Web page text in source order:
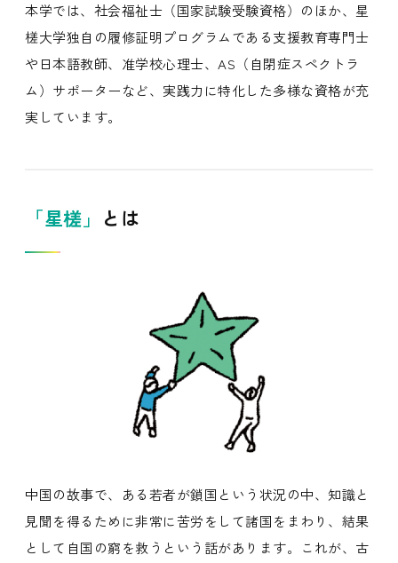
本学では、社会福祉士（国家試験受験資格）のほか、星
槎大学独自の履修証明プログラムである支援教育専門士
や日本語教師、准学校心理士、AS（自閉症スペクトラ
ム）サポーターなど、実践力に特化した多様な資格が充
実しています。
「星槎」 とは
中国の故事で、ある若者が鎖国という状況の中、知識と
見聞を得るために非常に苦労をして諸国をまわり、結果
として自国の窮を救うという話があります。これが、古